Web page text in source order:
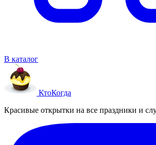
В каталог
КтоКогда
Красивые открытки на все праздники и